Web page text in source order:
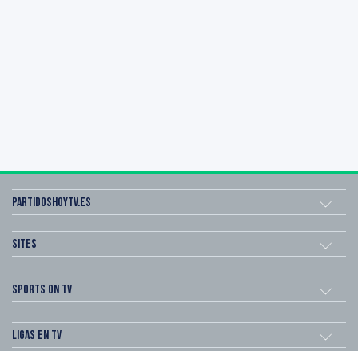
Partidoshoytv.es
Sites
Sports on TV
Ligas en TV